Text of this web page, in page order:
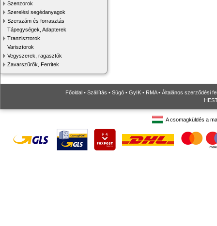
Szenzorok
Szerelési segédanyagok
Szerszám és forrasztás
Tápegységek, Adapterek
Tranzisztorok
Varisztorok
Vegyszerek, ragasztók
Zavarszűrők, Ferritek
Főoldal • Szállítás • Súgó • GyIK • RMA• Általános szerződési
A csomagküldés a